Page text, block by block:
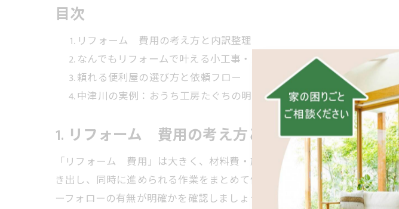
目次
リフォーム 費用の考え方と内訳整理
なんでもリフォームで叶える小工事・大工事
頼れる便利屋の選び方と依頼フロー
中津川の実例：おうち工房たぐちの明確料金
1. リフォーム 費用の考え方と内訳整理
「リフォーム 費用」は大きく、材料費・施工費・養生や廃材処分・出
き出し、同時に進められる作業をまとめて依頼すると、訪問や段取りの
ーフォローの有無が明確かを確認しましょう。後から追加になりやすい